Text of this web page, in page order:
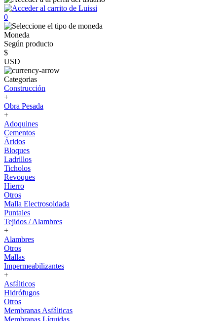
0
Moneda
Según producto
$
USD
Categorias
Construcción
+
Obra Pesada
+
Adoquines
Cementos
Áridos
Bloques
Ladrillos
Ticholos
Revoques
Hierro
Otros
Malla Electrosoldada
Puntales
Tejidos / Alambres
+
Alambres
Otros
Mallas
Impermeabilizantes
+
Asfálticos
Hidrófugos
Otros
Membranas Asfálticas
Membranas Líquidas